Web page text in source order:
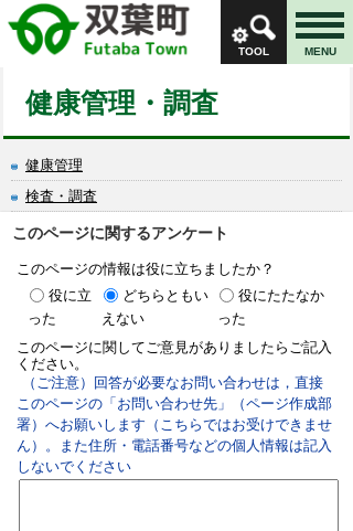
TOOL MENU
健康管理・調査
健康管理
検査・調査
このページに関するアンケート
このページの情報は役に立ちましたか？
役に立
った
どちらともい
えない
役にたたなか
った
このページに関してご意見がありましたらご記入
ください。
（ご注意）回答が必要なお問い合わせは，直接
このページの「お問い合わせ先」（ページ作成部
署）へお願いします（こちらではお受けできませ
ん）。また住所・電話番号などの個人情報は記入
しないでください